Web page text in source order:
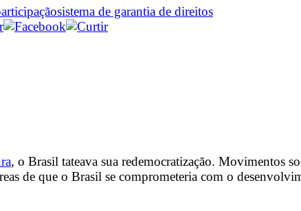
sistema de garantia de direitos
, o Brasil tateava sua redemocratização. Movimentos
de que o Brasil se comprometeria com o